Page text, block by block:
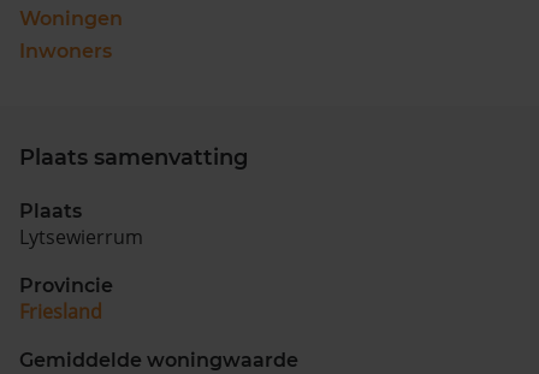
Zoek een woning
088 220 4200
Maandag t/m vrijdag - 08:00 -18:00
Woningen
Inwoners
Plaats samenvatting
Plaats
Lytsewierrum
Provincie
Friesland
Gemiddelde woningwaarde